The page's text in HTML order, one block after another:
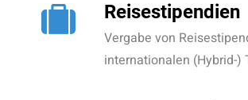
Reisestipendien
Vergabe von
internationalen (Hybrid-)